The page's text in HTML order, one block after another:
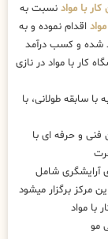
کار با مواد نسبت به
اقدام نموده و به
شده و کسب درآمد
کار با مواد در نازی
با سابقه طولانی، با
فنی و حرفه ای با
آرایشگری شامل
با مواد
مو